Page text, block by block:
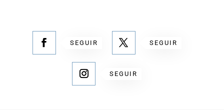
SEGUIR SEGUIR
SEGUIR